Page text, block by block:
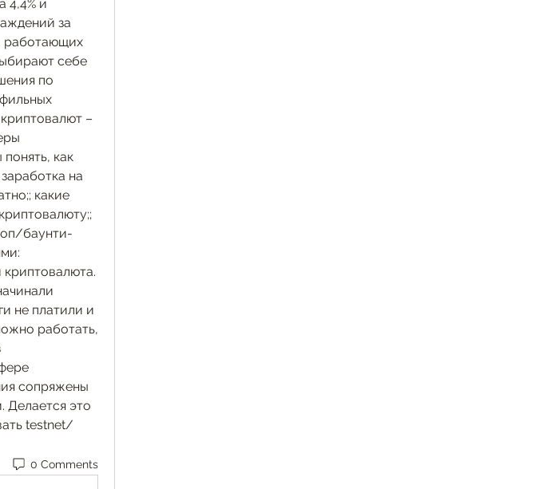
4,4% и
за
работающих
себе
по
–
как
на
какие
баунти-
не платили и
работать,
сопряжены
Делается это
testnet/
0 Comments